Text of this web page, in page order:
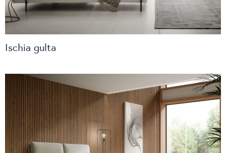
Ischia gulta